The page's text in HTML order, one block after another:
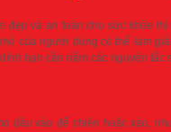
và an toàn cho sức khỏe
của người dùng có thể làm
bạn cần nắm các nguyên tắc
dầu vào để chiên hoặc xào,